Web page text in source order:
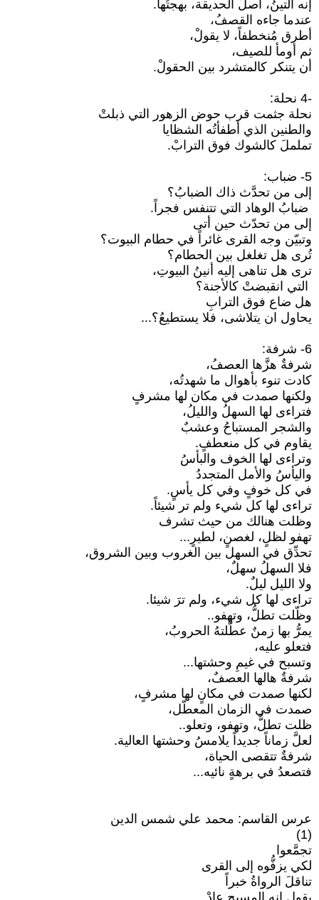
إنه التينُ، أصلُ الحديقة، بهجتُها.
عندما جاءه القصفُ،
أطرق مُنخطفاً، لا يقولْ،
ثم أومأ للصيف،
أن يتنكر كالمتشرد بين الحقولْ.
-4 نحلة:
نحلة جثمت قرب حوض الزهور التي ذبلتْ
والطنين الذي أطفأتُه الشظايا
تململَ كالشوك فوق الترابْ.
5- ضباب:
إلى من تحدَّث ذاك الضبابُ؟
ضبابُ الوهاد التي تتنفس فجراً.
إلى من تحدّث حين أتى
وتبيّن وجه القرى غائراً في حطام البيوت؟
تُرى هل تغلغل بين الحطام؟
ترى هل تناهى إليه أنينُ البيوتِ،
التي انقبضتْ كالأجنة؟
هل ضاع فوق الترابِ
يحاول ان يتلاشى، فلا يستطيعُ؟...
6- شرفة:
شرفةٌ هزَّها العصفُ،
كادت تنوء بأهوال ما شهدتُه،
ولكنها صمدت في مكان لها مشرفٍ
فتراءى لها السهلُ والليلُ،
والشجر المستباحُ وعشبٌ
يقاوم في كل منعطفٍ.
وتراءى لها الخوف والبأسُ
واليأسُ والأمل المتجددُ
في كل خوفٍ وفي كل يأسٍ.
تراءى لها كل شيء ولم تر شيئاً.
وظلت هنالك من حيث تشرف
تهفو لظلٍ، لغصنٍ، لطيرٍ...
تحدِّق في السهل بين الغروب وبين الشروق،
فلا السهلُ سهلٌ،
ولا الليل ليلٌ.
تراءى لها كل شيء، ولم ترَ شيئا.
وظّلت تطلُّ، وتهفو..
يمرُّ بها زمنٌ عطَّلتهُ الحروبُ،
فتعلو عليه،
وتسبح في غيمِ وحشتها...
شرفةٌ هالها العصفٌ،
لكنها صمدت في مكانٍ لها مشرفٍ،
صمدت في الزمان المعطّل،
ظلت تطلُّ، وتهفو، وتعلو..
لعلَّ زماناً جديداً يلامسُ وحشتها العالية.
شرفةٌ تتقصى الحياة،
فتصعدُ في برهةٍ نائيه...
عرس القاسم: محمد علي شمس الدين
(1)
تجمَّعوا
لكي يزفُّوه إلى القرى
تناقلَ الرواةُ خبراً